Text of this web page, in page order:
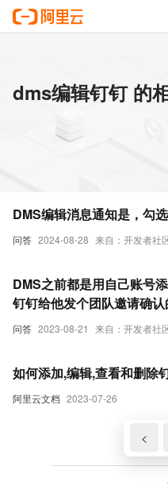
dms编辑钉钉 的
问答 2024-08-28 来自：开发者社
DMS编辑消息通知是，勾
问答 2023-08-21 来自：开发者社
DMS之前都是用自己账号
钉钉给他发个团队邀请确
阿里云文档 2023-07-26
如何添加,编辑,查看和删除
<